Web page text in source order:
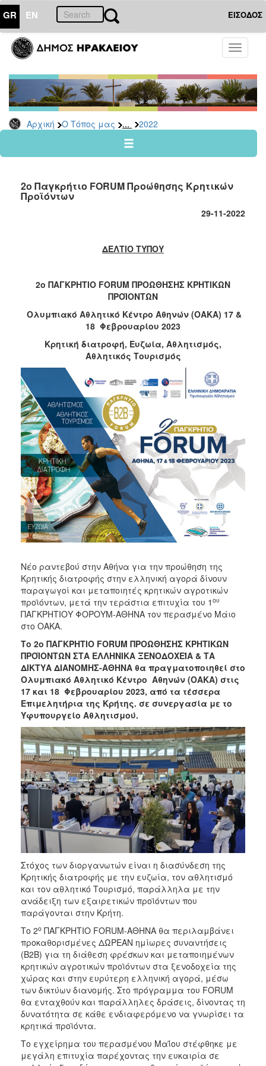
GR EN ΕΙΣΟΔΟΣ
Toggle
Αρχική Ο Τόπος μας ... 2022
ΤΟΠΟΣ
ΜΑΣ
Ανακοινώσεις
Αρχείο
2026
2024
2022
2017
2015
ΔΗΜΟΣ
ΠΟΛΙΤΙΣΜΟΣ
ΑΝΘΕΚΤΙΚΗ
ΠΟΛΗ
2o Παγκρήτιο FORUM Προώθησης Κρητικών
Προϊόντων
29-11-2022
ΔΕΛΤΙΟ ΤΥΠΟΥ
2o ΠΑΓΚΡΗΤΙΟ FORUM ΠΡΟΩΘΗΣΗΣ ΚΡΗΤΙΚΩΝ
ΠΡΟΪΟΝΤΩΝ
Ολυμπιακό Αθλητικό Κέντρο Αθηνών (ΟΑΚΑ) 17 &
18 Φεβρουαρίου 2023
Κρητική διατροφή, Ευζωία, Αθλητισμός,
Αθλητικός Τουρισμός
Νέο ραντεβού στην Αθήνα για την προώθηση της
Κρητικής διατροφής στην ελληνική αγορά δίνουν
παραγωγοί και μεταποιητές κρητικών αγροτικών
προϊόντων, μετά την τεράστια επιτυχία του 1 ου
ΠΑΓΚΡΗΤΙΟΥ ΦΟΡΟΥΜ-ΑΘΗΝΑ τον περασμένο Μάιο
στο ΟΑΚΑ.
Το 2o ΠΑΓΚΡΗΤΙΟ FORUM ΠΡΟΩΘΗΣΗΣ ΚΡΗΤΙΚΩΝ
ΠΡΟΪΟΝΤΩΝ ΣΤΑ ΕΛΛΗΝΙΚΑ ΞΕΝΟΔΟΧΕΊΑ & ΤΑ
ΔΙΚΤΥΑ ΔΙΑΝΟΜΗΣ-ΑΘΗΝΑ θα πραγματοποιηθεί στο
Ολυμπιακό Αθλητικό Κέντρο Αθηνών (ΟΑΚΑ) στις
17 και 18 Φεβρουαρίου 2023, από τα τέσσερα
Επιμελητήρια της Κρήτης. σε συνεργασία με το
Υφυπουργείο Αθλητισμού.
Στόχος των διοργανωτών είναι η διασύνδεση της
Κρητικής διατροφής με την ευζωία, τον αθλητισμό
και τον αθλητικό Τουρισμό, παράλληλα με την
ανάδειξη των εξαιρετικών προϊόντων που
παράγονται στην Κρήτη.
Το 2ο ΠΑΓΚΡΗΤΙΟ FORUM-ΑΘΗΝΑ θα περιλαμβάνει
προκαθορισμένες ΔΩΡΕΑΝ ημίωρες συναντήσεις
(Β2Β) για τη διάθεση φρέσκων και μεταποιημένων
κρητικών αγροτικών προϊόντων στα ξενοδοχεία της
χώρας και στην ευρύτερη ελληνική αγορά, μέσω
των δικτύων διανομής. Στο πρόγραμμα του FORUM
θα ενταχθούν και παράλληλες δράσεις, δίνοντας τη
δυνατότητα σε κάθε ενδιαφερόμενο να γνωρίσει τα
κρητικά προϊόντα.
Το εγχείρημα του περασμένου Μαΐου στέφθηκε με
μεγάλη επιτυχία παρέχοντας την ευκαιρία σε